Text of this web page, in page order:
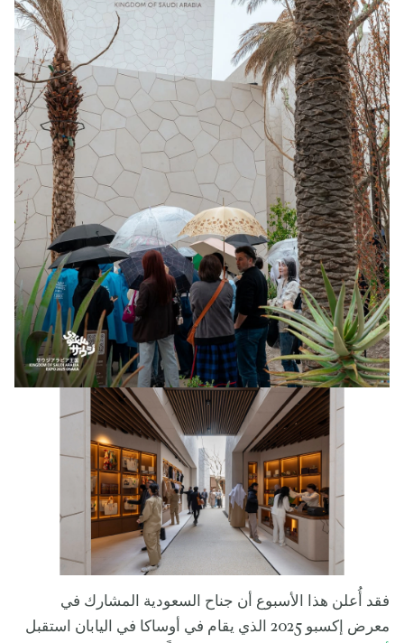
فقد أُعلن هذا الأسبوع أن جناح السعودية المشارك في
معرض إكسبو 2025 الذي يقام في أوساكا في اليابان استقبل